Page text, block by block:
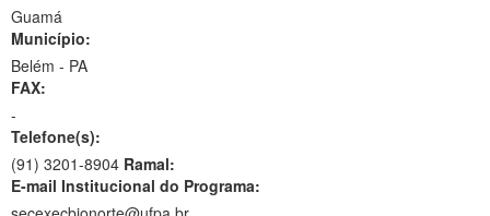
Guamá
Município:
Belém - PA
FAX:
-
Telefone(s):
(91) 3201-8904 Ramal:
E-mail Institucional do Programa: